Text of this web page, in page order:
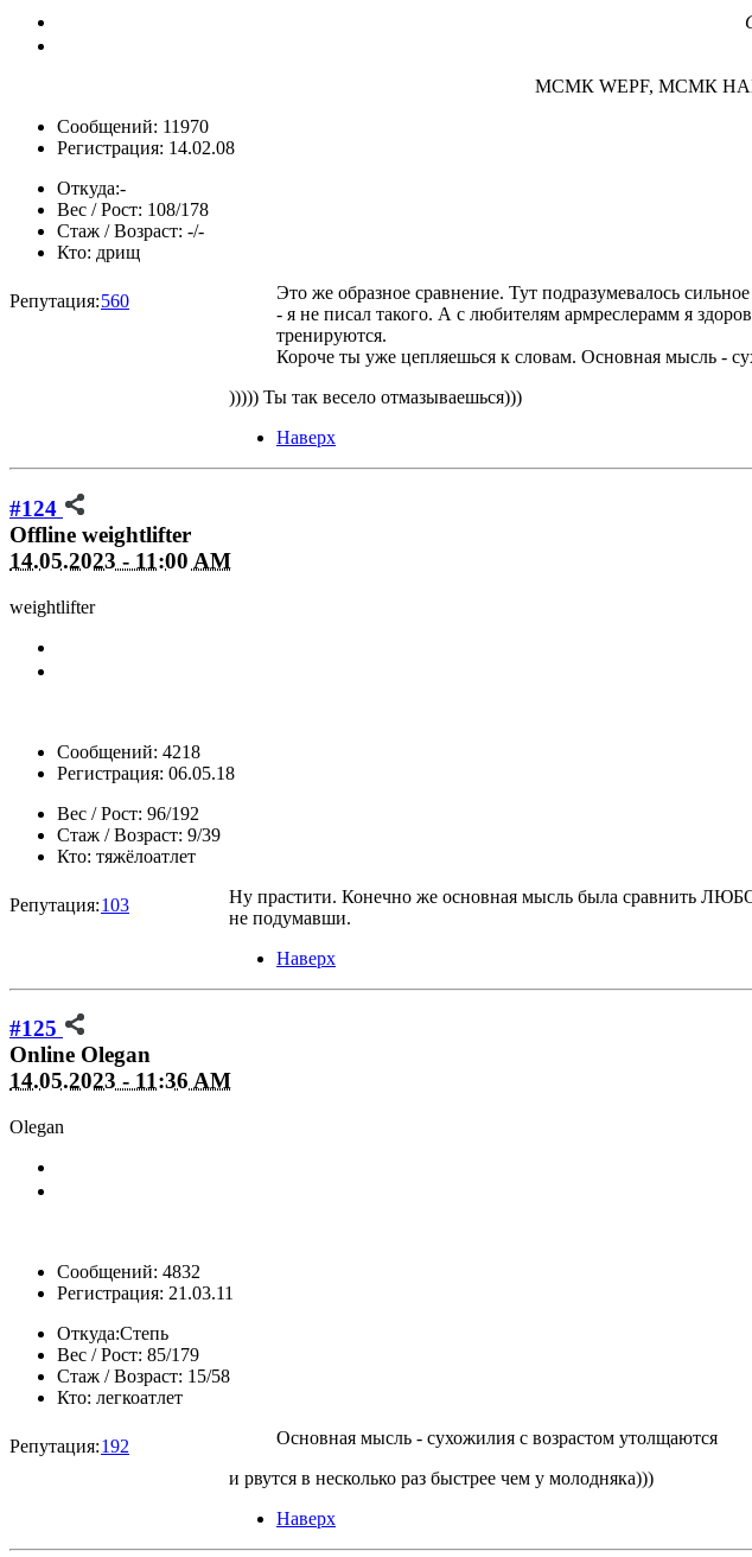
МСМК WEPF, МСМК
Сообщений: 11970
Регистрация: 14.02.08
Откуда:-
Вес / Рост: 108/178
Стаж / Возраст: -/-
Кто: дрищ
Репутация:560
Это же образное сравнение. Тут подразумевалось
- я не писал такого. А с любителям армреслерамм я
тренируются.
Короче ты уже цепляешься к словам. Основная мысль -
))))) Ты так весело отмазываешься)))
Наверх
#124
Offline weightlifter
14.05.2023 - 11:00 AM
weightlifter
Сообщений: 4218
Регистрация: 06.05.18
Вес / Рост: 96/192
Стаж / Возраст: 9/39
Кто: тяжёлоатлет
Репутация:103
Ну прастити. Конечно же основная мысль была сравнить
не подумавши.
Наверх
#125
Online Olegan
14.05.2023 - 11:36 AM
Olegan
Сообщений: 4832
Регистрация: 21.03.11
Откуда:Степь
Вес / Рост: 85/179
Стаж / Возраст: 15/58
Кто: легкоатлет
Репутация:192
Основная мысль - сухожилия с возрастом утолщаются
и рвутся в несколько раз быстрее чем у молодняка)))
Наверх